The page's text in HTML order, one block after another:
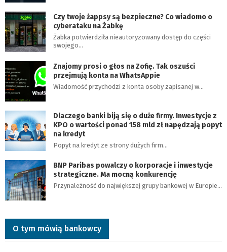
Czy twoje żappsy są bezpieczne? Co wiadomo o
cyberataku na Żabkę
Żabka potwierdziła nieautoryzowany dostęp do części
swojego…
Znajomy prosi o głos na Zofię. Tak oszuści
przejmują konta na WhatsAppie
Wiadomość przychodzi z konta osoby zapisanej w…
Dlaczego banki biją się o duże firmy. Inwestycje z
KPO o wartości ponad 158 mld zł napędzają popyt
na kredyt
Popyt na kredyt ze strony dużych firm…
BNP Paribas powalczy o korporacje i inwestycje
strategiczne. Ma mocną konkurencję
Przynależność do największej grupy bankowej w Europie…
O tym mówią bankowcy